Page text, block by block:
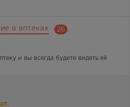
в аптеках 26
и вы всегда будете видеть её